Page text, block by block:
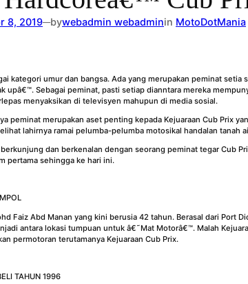
8, 2019—bywebadmin webadminin MotoDotMania
kategori umur dan bangsa. Ada yang merupakan peminat
upâ€™. Sebagai peminat, pasti setiap dianntara mereka
menyaksikan di televisyen mahupun di media sosial.
peminat merupakan aset penting kepada Kejuaraan Cub Prix
lahirnya ramai pelumba-pelumba motosikal handalan tanah
dan berkenalan dengan seorang peminat tegar Cub
pertama sehingga ke hari ini.
Faiz Abd Manan yang kini berusia 42 tahun. Berasal dari Port
antara lokasi tumpuan untuk â€˜Mat Motorâ€™. Malah
permotoran terutamanya Kejuaraan Cub Prix.
TAHUN 1996